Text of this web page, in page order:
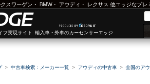
スワーゲン ・ BMW・ アウディ ・ レクサス 他エッジなプレ
フ実現サイト 輸入車・外車のカーセンサーエッジ
中古車検索：メーカー一覧 アウディの中古車 全国のア